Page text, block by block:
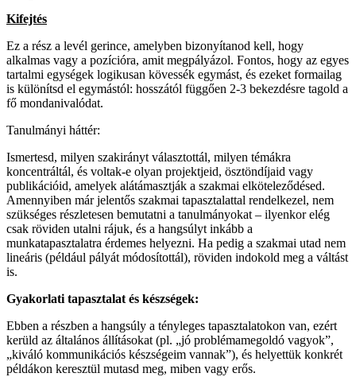
Kifejtés
Ez a rész a levél gerince, amelyben bizonyítanod kell, hogy
alkalmas vagy a pozícióra, amit megpályázol. Fontos, hogy az egyes
tartalmi egységek logikusan kövessék egymást, és ezeket formailag
is különítsd el egymástól: hosszától függően 2-3 bekezdésre tagold a
fő mondanivalódat.
Tanulmányi háttér:
Ismertesd, milyen szakirányt választottál, milyen témákra
koncentráltál, és voltak-e olyan projektjeid, ösztöndíjaid vagy
publikációid, amelyek alátámasztják a szakmai elköteleződésed.
Amennyiben már jelentős szakmai tapasztalattal rendelkezel, nem
szükséges részletesen bemutatni a tanulmányokat – ilyenkor elég
csak röviden utalni rájuk, és a hangsúlyt inkább a
munkatapasztalatra érdemes helyezni. Ha pedig a szakmai utad nem
lineáris (például pályát módosítottál), röviden indokold meg a váltást
is.
Gyakorlati tapasztalat és készségek:
Ebben a részben a hangsúly a tényleges tapasztalatokon van, ezért
kerüld az általános állításokat (pl. „jó problémamegoldó vagyok”,
„kiváló kommunikációs készségeim vannak”), és helyettük konkrét
példákon keresztül mutasd meg, miben vagy erős.